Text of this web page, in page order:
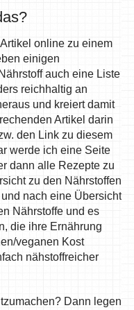
online zu einem
einigen
auch eine Liste
reichhaltig an
und kreiert damit
Artikel darin
den Link zu diesem
werde ich eine Seite
dann alle Rezepte zu
zu den Nährstoffen
nach eine Übersicht
Nährstoffe und es
die ihre Ernährung
veganen Kost
nähstoffreicher
Dann legen